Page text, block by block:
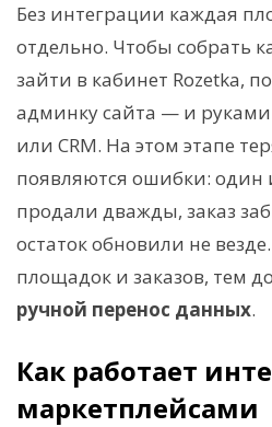
Без интеграции каждая
отдельно. Чтобы собрать
зайти в кабинет Rozetka,
админку сайта — и руками
или CRM. На этом этапе
появляются ошибки: один
продали дважды, заказ
остаток обновили не
площадок и заказов, тем
ручной перенос данных.
Как работает
маркетплейсами